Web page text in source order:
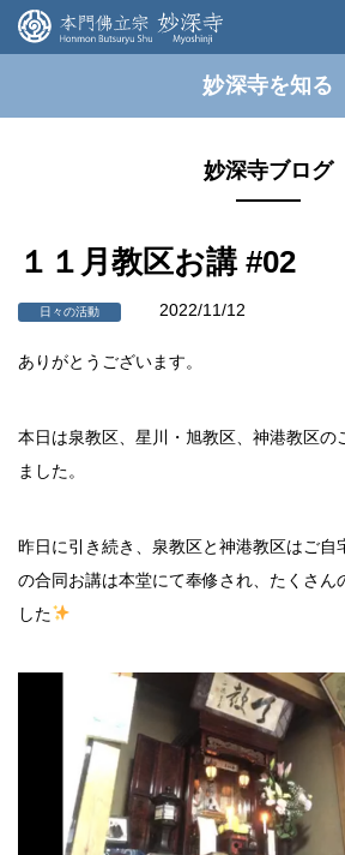
妙深寺を知る
妙深寺ブログ
１１月教区お講 #02
日々の活動 2022/11/12
ありがとうございます。
本日は泉教区、星川・旭教区、神港教区の
ました。
昨日に引き続き、泉教区と神港教区はご自
の合同お講は本堂にて奉修され、たくさん
した